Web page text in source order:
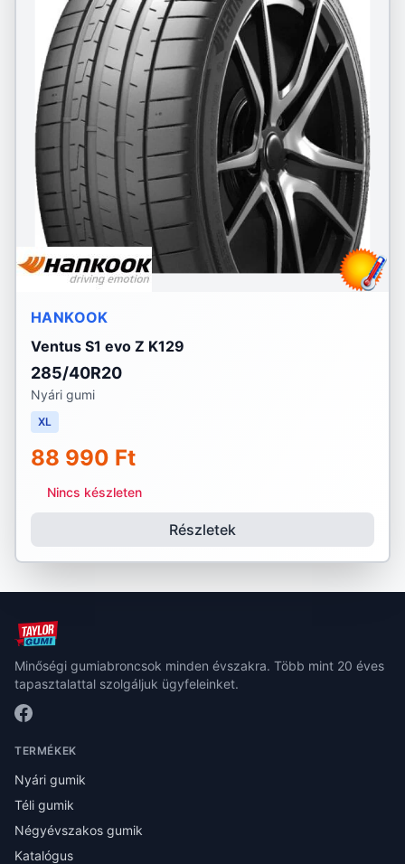
HANKOOK
Ventus S1 evo Z K129
285/40R20
Nyári gumi
XL
88 990 Ft
Nincs készleten
Részletek
Minőségi gumiabroncsok minden évszakra. Több mint 20 éves
tapasztalattal szolgáljuk ügyfeleinket.
TERMÉKEK
Nyári gumik
Téli gumik
Négyévszakos gumik
Katalógus